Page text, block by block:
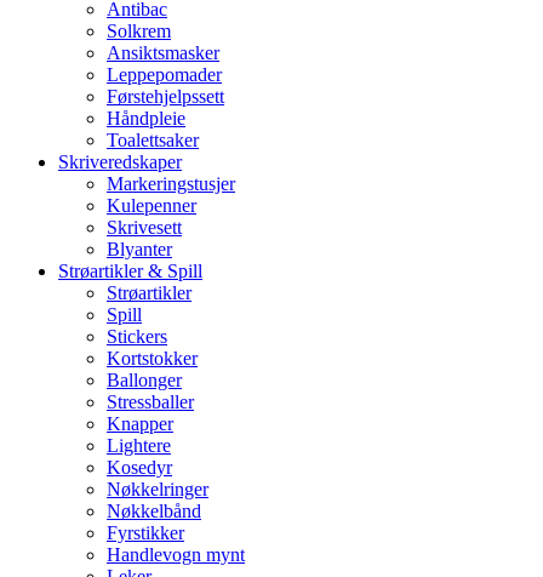
Antibac
Solkrem
Ansiktsmasker
Leppepomader
Førstehjelpssett
Håndpleie
Toalettsaker
Skriveredskaper
Markeringstusjer
Kulepenner
Skrivesett
Blyanter
Strøartikler & Spill
Strøartikler
Spill
Stickers
Kortstokker
Ballonger
Stressballer
Knapper
Lightere
Kosedyr
Nøkkelringer
Nøkkelbånd
Fyrstikker
Handlevogn mynt